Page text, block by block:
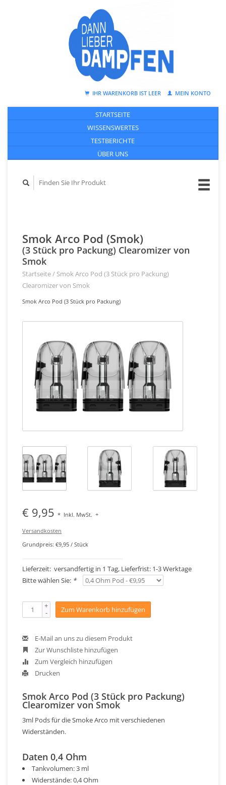
IHR WARENKORB IST LEER MEIN KONTO
STARTSEITE
WISSENSWERTES
TESTBERICHTE
ÜBER UNS
Smok Arco Pod (Smok)
(3 Stück pro Packung) Clearomizer von
Smok
Startseite/ Smok Arco Pod (3 Stück pro Packung)
Clearomizer von Smok
Smok Arco Pod (3 Stück pro Packung)
€ 9,95 * Inkl. MwSt. +
Versandkosten
Grundpreis: €9,95 / Stück
Lieferzeit: versandfertig in 1 Tag, Lieferfrist: 1-3 Werktage
Bitte wählen Sie: *
+
- Zum Warenkorb hinzufügen
E-Mail an uns zu diesem Produkt
Zur Wunschliste hinzufügen
Zum Vergleich hinzufügen
Drucken
Smok Arco Pod (3 Stück pro Packung)
Clearomizer von Smok
3ml Pods für die Smoke Arco mit verschiedenen
Widerständen.
Daten 0,4 Ohm
Tankvolumen: 3 ml
Widerstände: 0,4 Ohm